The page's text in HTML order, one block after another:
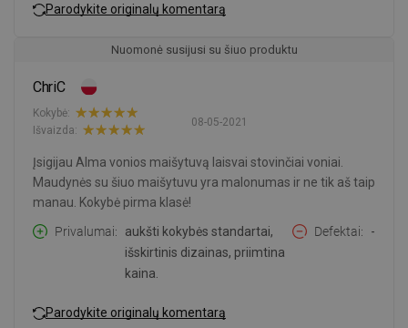
Parodykite originalų komentarą
Nuomonė susijusi su šiuo produktu
ChriC
08-05-2021
Kokybė:
Išvaizda:
Įsigijau Alma vonios maišytuvą laisvai stovinčiai voniai.
Maudynės su šiuo maišytuvu yra malonumas ir ne tik aš taip
manau. Kokybė pirma klasė!
Privalumai
aukšti kokybės standartai,
išskirtinis dizainas, priimtina
kaina.
Defektai -
Parodykite originalų komentarą